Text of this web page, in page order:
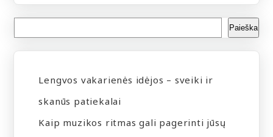
Paieška
Lengvos vakarienės idėjos – sveiki ir
skanūs patiekalai
Kaip muzikos ritmas gali pagerinti jūsų